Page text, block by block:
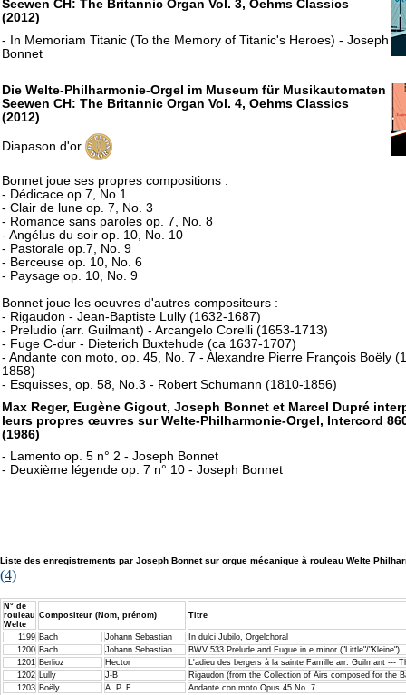
Seewen CH: The Britannic Organ Vol. 3, Oehms Classics
(2012)
- In Memoriam Titanic (To the Memory of Titanic's Heroes) - Joseph
Bonnet
Die Welte-Philharmonie-Orgel im Museum für Musikautomaten
Seewen CH: The Britannic Organ Vol. 4, Oehms Classics
(2012)
Diapason d'or
Bonnet joue ses propres compositions :
- Dédicace op.7, No.1
- Clair de lune op. 7, No. 3
- Romance sans paroles op. 7, No. 8
- Angélus du soir op. 10, No. 10
- Pastorale op.7, No. 9
- Berceuse op. 10, No. 6
- Paysage op. 10, No. 9
Bonnet joue les oeuvres d'autres compositeurs :
- Rigaudon - Jean-Baptiste Lully (1632-1687)
- Preludio (arr. Guilmant) - Arcangelo Corelli (1653-1713)
- Fuge C-dur - Dieterich Buxtehude (ca 1637-1707)
- Andante con moto, op. 45, No. 7 - Alexandre Pierre François Boëly
1858)
- Esquisses, op. 58, No.3 - Robert Schumann (1810-1856)
Max Reger, Eugène Gigout, Joseph Bonnet et Marcel Dupré
leurs propres œuvres sur Welte-Philharmonie-Orgel, Intercord
(1986)
- Lamento op. 5 n° 2 - Joseph Bonnet
- Deuxième légende op. 7 n° 10 - Joseph Bonnet
Liste des enregistrements par Joseph Bonnet sur orgue mécanique à rouleau Welte
(4)
N° de
rouleau
Welte
Compositeur (Nom, prénom) Titre
1199 Bach Johann Sebastian
In dulci Jubilo, Orgelchoral
1200 Bach Johann Sebastian
BWV 533 Prelude and Fugue in e minor ("Little"/"Kleine")
1201 Berlioz Hector
L'adieu des bergers à la sainte Famille arr. Guilmant ---
1202 Lully J-B
Rigaudon (from the Collection of Airs composed for the
1203 Boëly A. P. F.
Andante con moto Opus 45 No. 7